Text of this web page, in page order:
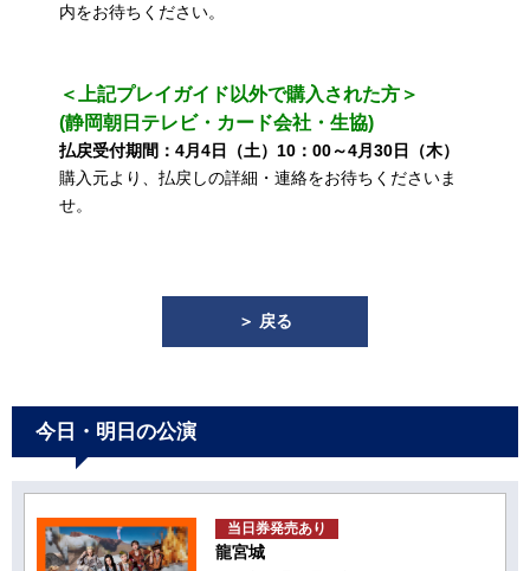
内をお待ちください。
＜上記プレイガイド以外で購入された方＞
(静岡朝日テレビ・カード会社・生協)
払戻受付期間：4月4日（土）10：00～4月30日（木）
購入元より、払戻しの詳細・連絡をお待ちくださいま
せ。
＞ 戻る
今日・明日の公演
当日券発売あり
龍宮城